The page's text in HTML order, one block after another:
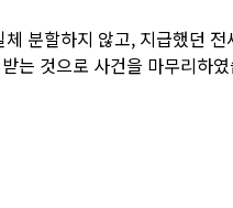
분할하지 않고, 지급했던 전
는 것으로 사건을 마무리하